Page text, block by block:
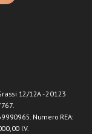
12/12A - 20123
Numero REA:
I.V.